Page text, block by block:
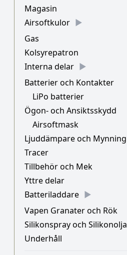
Magasin
Airsoftkulor
Gas
Kolsyrepatron
Interna delar
Batterier och Kontakter
LiPo batterier
Ögon- och Ansiktsskydd
Airsoftmask
Ljuddämpare och Mynning
Tracer
Tillbehör och Mek
Yttre delar
Batteriladdare
Vapen Granater och Rök
Silikonspray och Silikonolja
Underhåll